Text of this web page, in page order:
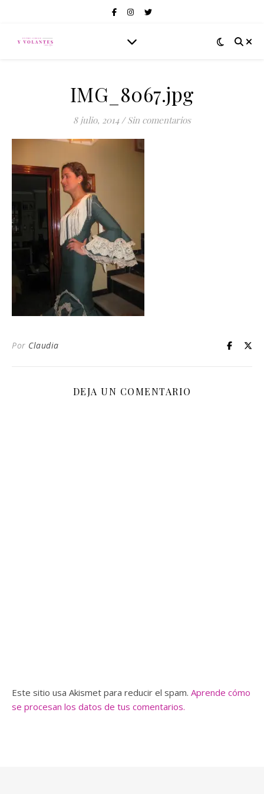
IMG_8067.jpg
8 julio, 2014 / Sin comentarios
Por Claudia
DEJA UN COMENTARIO
Este sitio usa Akismet para reducir el spam. Aprende cómo
se procesan los datos de tus comentarios.